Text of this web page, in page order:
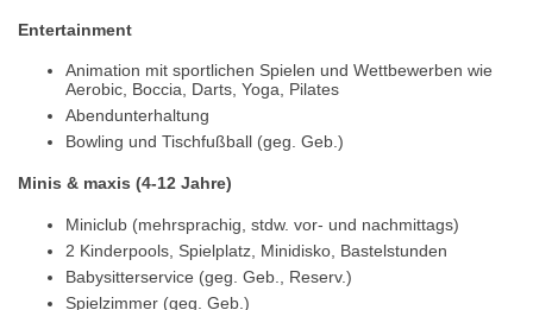
Entertainment
Animation mit sportlichen Spielen und Wettbewerben wie
Aerobic, Boccia, Darts, Yoga, Pilates
Abendunterhaltung
Bowling und Tischfußball (geg. Geb.)
Minis & maxis (4-12 Jahre)
Miniclub (mehrsprachig, stdw. vor- und nachmittags)
2 Kinderpools, Spielplatz, Minidisko, Bastelstunden
Babysitterservice (geg. Geb., Reserv.)
Spielzimmer (geg. Geb.)